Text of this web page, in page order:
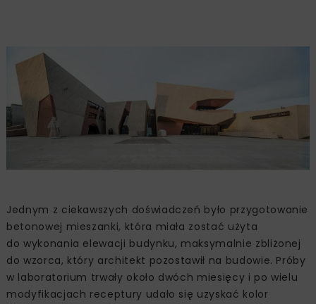
Jednym z ciekawszych doświadczeń było przygotowanie
betonowej mieszanki, która miała zostać użyta
do wykonania elewacji budynku, maksymalnie zbliżonej
do wzorca, który architekt pozostawił na budowie. Próby
w laboratorium trwały około dwóch miesięcy i po wielu
modyfikacjach receptury udało się uzyskać kolor